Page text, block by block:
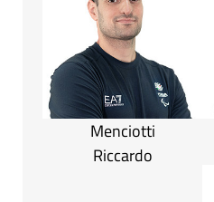
Menciotti
Riccardo